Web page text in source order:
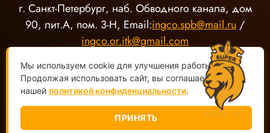
г. Санкт-Петербург, наб. Обводного канала, дом
90, лит.А, пом. 3-Н, Email:ingco.spb@mail.ru /
ingco.or.itk@gmail.com
ООО "О-Р ИТК" Магазин электроинструмента INGCO ©2020-
Мы используем cookie для улучшения работы сайта.
Продолжая использовать сайт, вы соглашаетесь с
нашей политикой конфиденциальности.
ПРИНЯТЬ